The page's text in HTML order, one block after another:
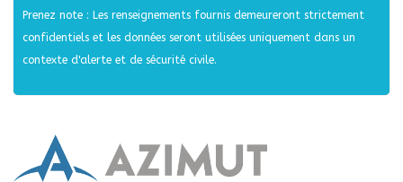
Prenez note : Les renseignements fournis demeureront strictement
confidentiels et les données seront utilisées uniquement dans un
contexte d'alerte et de sécurité civile.